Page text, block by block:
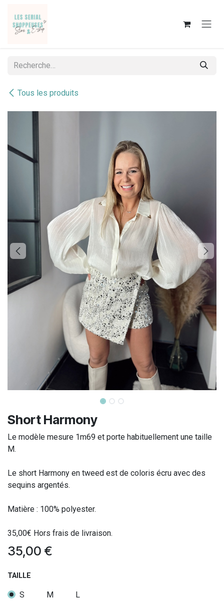
Tous les produits
Short Harmony
Le modèle mesure 1m69 et porte habituellement une taille
M.
Le short Harmony en tweed est de coloris écru avec des
sequins argentés.
Matière : 100% polyester.
35,00€ Hors frais de livraison.
35,00 €
TAILLE
S M L